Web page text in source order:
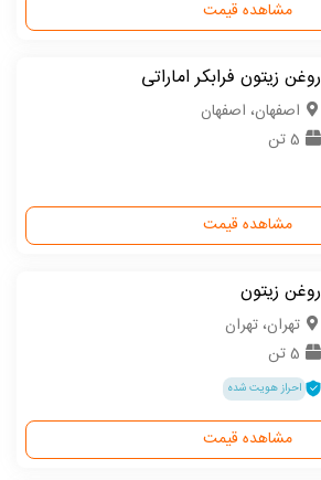
مشاهده قیمت
روغن زیتون فرابکر اماراتی
اصفهان، اصفهان
5 تن
مشاهده قیمت
روغن زیتون
تهران، تهران
5 تن
احراز هویت شده
مشاهده قیمت